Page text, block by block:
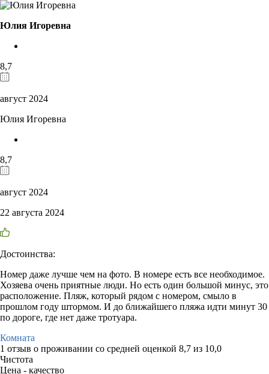
Юлия Игоревна
8,7
август 2024
Юлия Игоревна
8,7
август 2024
22 августа 2024
Достоинства:
Номер даже лучше чем на фото. В номере есть все необходимое.
Хозяева очень приятные люди. Но есть один большой минус, это
расположение. Пляж, который рядом с номером, смыло в
прошлом году штормом. И до ближайшего пляжа идти минут 30
по дороге, где нет даже тротуара.
Комната
1 отзыв о проживании со средней оценкой 8,7 из 10,0
Чистота
Цена - качество